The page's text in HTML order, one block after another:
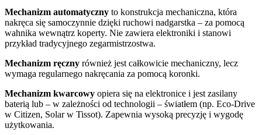
Mechanizm automatyczny to konstrukcja mechaniczna, która
nakręca się samoczynnie dzięki ruchowi nadgarstka – za pomocą
wahnika wewnątrz koperty. Nie zawiera elektroniki i stanowi
przykład tradycyjnego zegarmistrzostwa.
Mechanizm ręczny również jest całkowicie mechaniczny, lecz
wymaga regularnego nakręcania za pomocą koronki.
Mechanizm kwarcowy opiera się na elektronice i jest zasilany
baterią lub – w zależności od technologii – światłem (np. Eco-Drive
w Citizen, Solar w Tissot). Zapewnia wysoką precyzję i wygodę
użytkowania.